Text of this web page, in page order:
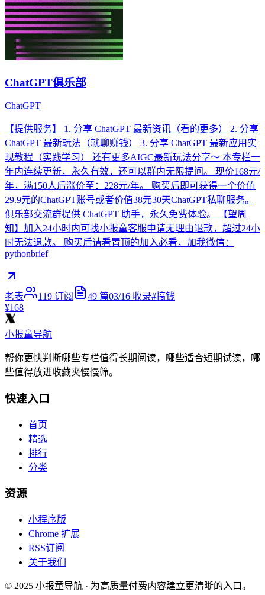
ChatGPT俱乐部
ChatGPT
【提供服务】 1. 分享 ChatGPT 最新资讯（看的更多） 2. 分享
ChatGPT 最新玩法（就聊赚钱） 3. 分享 ChatGPT 最新应用实
现教程（实践学习） 还有更多AIGC最新玩法分享～ 本专栏一
年内连续更新，永久有效，还可以群内无限提问。 现价168元/
年，满150人后涨价至：228元/年。 购买后即可获得一个价值
29.9元的ChatGPT账号或者价值38元30天ChatGPT私聊服务。
俱乐部交流群提供 ChatGPT 助手，永久免费体验。 【望周
知】加入24小时内可找小报童客服申请无理由退款，超过24小
时无法退款。 购买后请看置顶的加入必看，加我微信：
pythonbrief
老表 119 订阅 49 篇03/16 收录#搞钱
¥168
小报童导航
帮你更快判断哪些专栏值得长期阅读，哪些适合短期试读，哪
些值得放进收藏夹慢慢筛。
快速入口
首页
精选
排行
分类
资源
小程序版
Chrome 扩展
RSS订阅
关于我们
© 2025 小报童导航 · 为高质量付费内容建立更清晰的入口。